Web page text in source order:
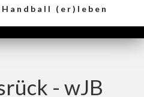
Handball (er)leben
- wJB